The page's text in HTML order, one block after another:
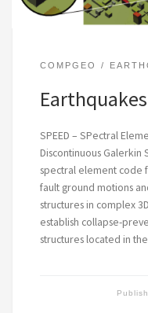
COMPGEO
SPEED – SPectral
Discontinuous Galerkin
spectral element code
fault ground motions
structures in complex
establish collapse-
structures located in